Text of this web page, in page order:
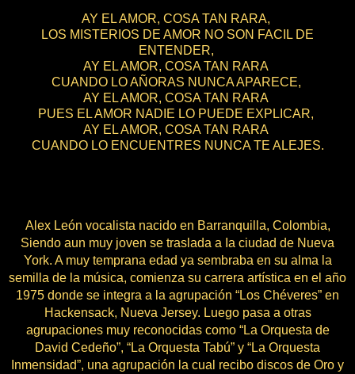
AY EL AMOR, COSA TAN RARA,
LOS MISTERIOS DE AMOR NO SON FACIL DE
ENTENDER,
AY EL AMOR, COSA TAN RARA
CUANDO LO AÑORAS NUNCA APARECE,
AY EL AMOR, COSA TAN RARA
PUES EL AMOR NADIE LO PUEDE EXPLICAR,
AY EL AMOR, COSA TAN RARA
CUANDO LO ENCUENTRES NUNCA TE ALEJES.
Alex León vocalista nacido en Barranquilla, Colombia,
Siendo aun muy joven se traslada a Ia ciudad de Nueva
York. A muy temprana edad ya sembraba en su alma la
semilla de la música, comienza su carrera artística en el año
1975 donde se integra a la agrupación “Los Chéveres” en
Hackensack, Nueva Jersey. Luego pasa a otras
agrupaciones muy reconocidas como “La Orquesta de
David Cedeño”, “La Orquesta Tabú” y “La Orquesta
Inmensidad”, una agrupación la cual recibo discos de Oro y